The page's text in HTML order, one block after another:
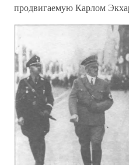
продвигаемую Карлом